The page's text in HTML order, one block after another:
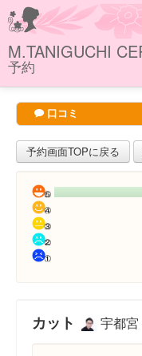
M.TANIGUCHI
予約
口コミ
予約画面TOPに戻る
カット 宇都